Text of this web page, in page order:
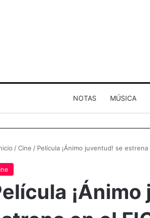
NOTAS MÚSICA
/Cine / Película ¡Ánimo juventud! se